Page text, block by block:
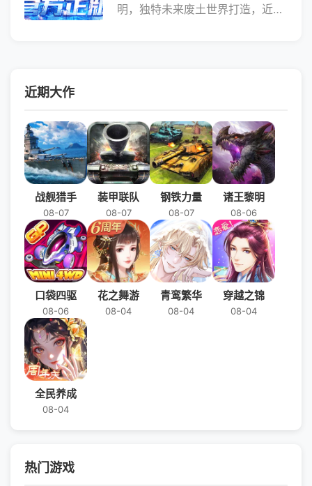
明，独特未来废土世界打造，近百
近期大作
战舰猎手
08-07
装甲联队
08-07
钢铁力量
08-07
诸王黎明
08-06
口袋四驱
08-06
花之舞游
08-04
青鸾繁华
08-04
穿越之锦
08-04
全民养成
08-04
热门游戏